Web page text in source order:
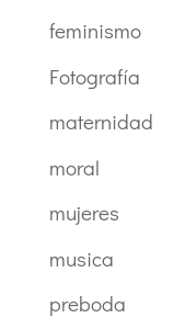
feminismo
Fotografía
maternidad
moral
mujeres
musica
preboda